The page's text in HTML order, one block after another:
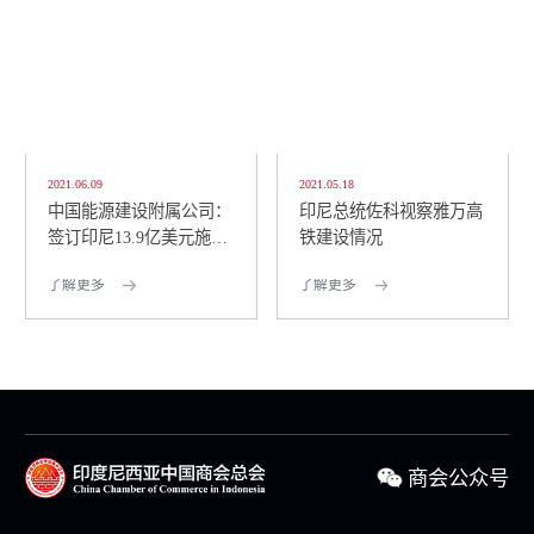
2021.06.09
中国能源建设附属公司：
签订印尼13.9亿美元施工
了解更多
2021.05.18
印尼总统佐科视察雅万高
铁建设情况
了解更多
商会公众号